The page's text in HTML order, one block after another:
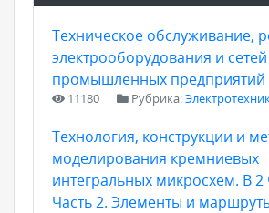
Техническое обслуживание,
электрооборудования и сетей
промышленных предприятий
11180 Рубрика:
Технология, конструкции и
моделирования кремниевых
интегральных микросхем. В 2
Часть 2. Элементы и